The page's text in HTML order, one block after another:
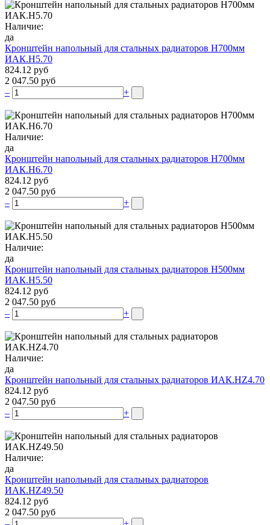
Наличие:
да
Кронштейн напольный для стальных радиаторов Н700мм
ИАК.Н5.70
824.12 руб
2 047.50 руб
–
+
Наличие:
да
Кронштейн напольный для стальных радиаторов Н700мм
ИАК.Н6.70
824.12 руб
2 047.50 руб
–
+
Наличие:
да
Кронштейн напольный для стальных радиаторов Н500мм
ИАК.Н5.50
824.12 руб
2 047.50 руб
–
+
Наличие:
да
Кронштейн напольный для стальных радиаторов ИАК.НZ4.70
824.12 руб
2 047.50 руб
–
+
Наличие:
да
Кронштейн напольный для стальных радиаторов
ИАК.НZ49.50
824.12 руб
2 047.50 руб